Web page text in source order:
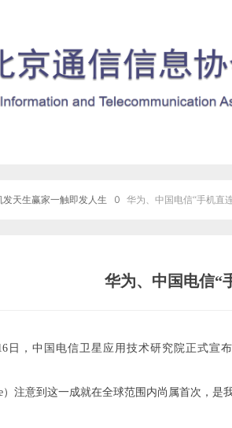
发天生赢家一触即发人生 ꄲ 华为、中国电信“手机直
华为、中国电信“
日，中国电信卫星应用技术研究院正式宣
）注意到这一成就在全球范围内尚属首次，是